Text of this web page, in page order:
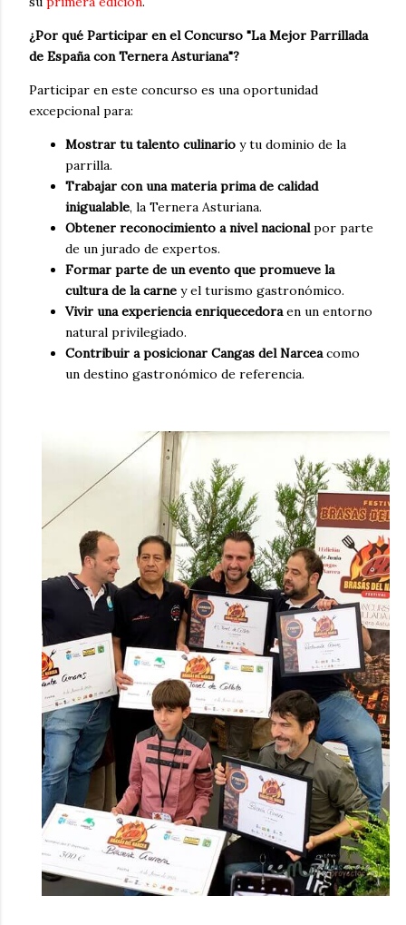
¿Por qué Participar en el Concurso "La Mejor Parrillada
de España con Ternera Asturiana"?
Participar en este concurso es una oportunidad
excepcional para:
Mostrar tu talento culinario y tu dominio de la
parrilla.
Trabajar con una materia prima de calidad
inigualable, la Ternera Asturiana.
Obtener reconocimiento a nivel nacionalpor parte
de un jurado de expertos.
Formar parte de un evento que promueve la
cultura de la carne y el turismo gastronómico.
Vivir una experiencia enriquecedoraen un entorno
natural privilegiado.
Contribuir a posicionar Cangas del Narceacomo
un destino gastronómico de referencia.